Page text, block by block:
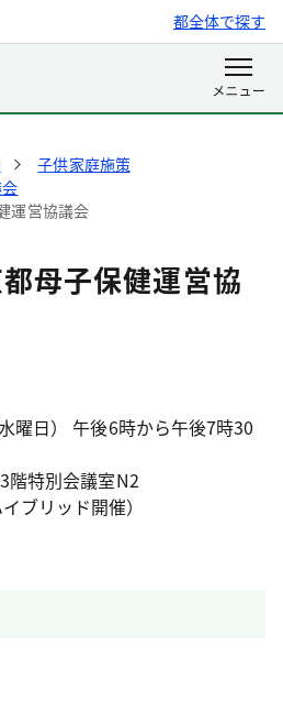
都全体で探す
子供家庭施策
運営協議会
母子保健運営協
曜日） 午後6時から午後7時30
階特別会議室N2
ブリッド開催）